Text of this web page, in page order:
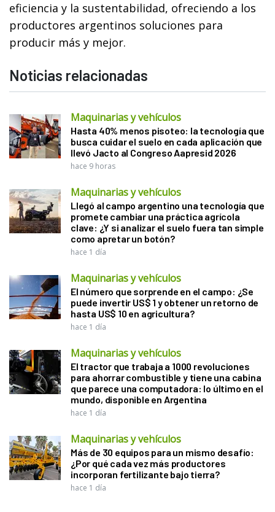
eficiencia y la sustentabilidad, ofreciendo a los
productores argentinos soluciones para
producir más y mejor.
Noticias relacionadas
Maquinarias y vehículos
Hasta 40% menos pisoteo: la tecnología que
busca cuidar el suelo en cada aplicación que
llevó Jacto al Congreso Aapresid 2026
hace 9 horas
Maquinarias y vehículos
Llegó al campo argentino una tecnología que
promete cambiar una práctica agrícola
clave: ¿Y si analizar el suelo fuera tan simple
como apretar un botón?
hace 1 día
Maquinarias y vehículos
El número que sorprende en el campo: ¿Se
puede invertir US$ 1 y obtener un retorno de
hasta US$ 10 en agricultura?
hace 1 día
Maquinarias y vehículos
El tractor que trabaja a 1000 revoluciones
para ahorrar combustible y tiene una cabina
que parece una computadora: lo último en el
mundo, disponible en Argentina
hace 1 día
Maquinarias y vehículos
Más de 30 equipos para un mismo desafío:
¿Por qué cada vez más productores
incorporan fertilizante bajo tierra?
hace 1 día